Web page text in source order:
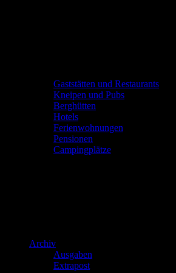
Gaststätten und Restaurants
Kneipen und Pubs
Berghütten
Hotels
Ferienwohnungen
Pensionen
Campingplätze
Archiv
Ausgaben
Extrapost